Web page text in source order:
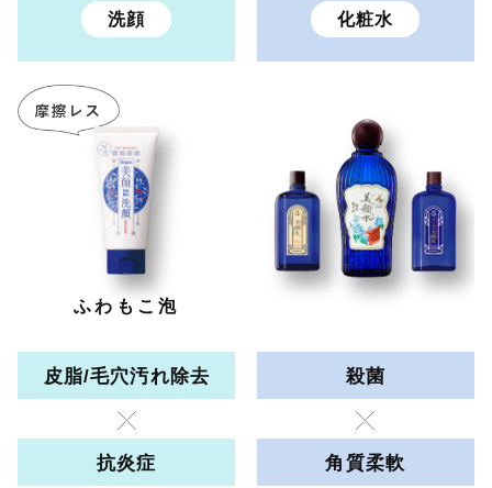
洗顔
ふわもこ泡
皮脂/毛穴汚れ除去
抗炎症
化粧水
殺菌
角質柔軟